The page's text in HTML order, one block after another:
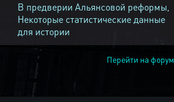
В предверии Альянсовой реформы,
Некоторые статистические данные
для истории
Перейти на форум